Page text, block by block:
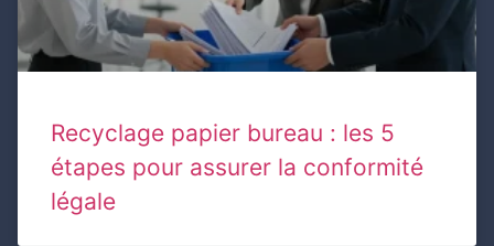
Recyclage papier bureau : les 5
étapes pour assurer la conformité
légale